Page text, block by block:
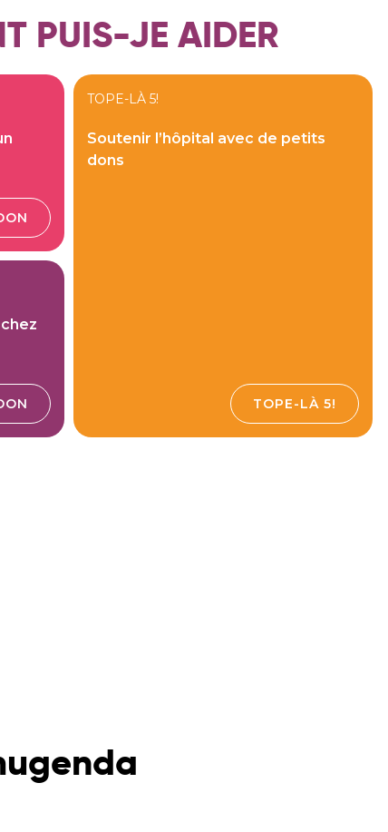
PUIS-JE AIDER
TOPE-LÀ 5!
Soutenir l’hôpital avec de petits
dons
TOPE-LÀ 5!